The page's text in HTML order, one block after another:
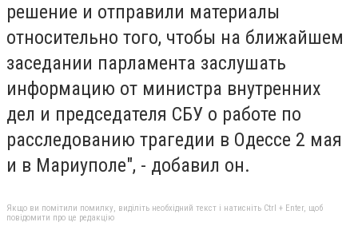
решение и отправили материалы
относительно того, чтобы на ближайшем
заседании парламента заслушать
информацию от министра внутренних
дел и председателя СБУ о работе по
расследованию трагедии в Одессе 2 мая
и в Мариуполе", - добавил он.
Якщо ви помітили помилку, виділіть необхідний текст і натисніть Ctrl + Enter, щоб
повідомити про це редакцію